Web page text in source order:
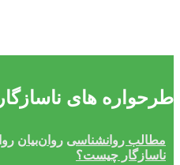
طرحواره های
مطالب روانشناسی روان‌بیان
ناسازگار چیست؟